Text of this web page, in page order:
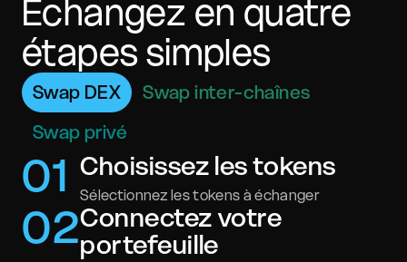
Échangez en quatre
étapes simples
Swap DEX
Swap inter-chaînes
Swap privé
01 Choisissez les tokens
Sélectionnez les tokens à échanger
02Connectez votre
portefeuille